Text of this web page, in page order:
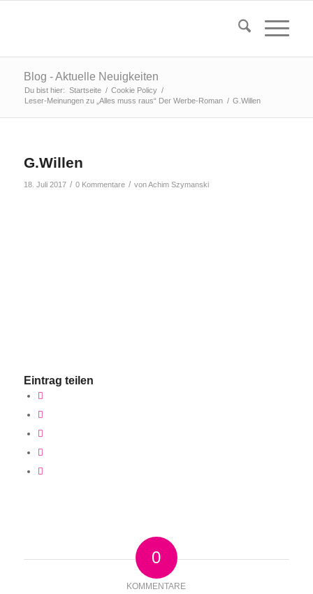
Blog - Aktuelle Neuigkeiten
Du bist hier: Startseite / Cookie Policy /
Leser-Meinungen zu „Alles muss raus“ Der Werbe-Roman / G.Willen
G.Willen
18. Juli 2017 / 0 Kommentare / vonAchim Szymanski
Eintrag teilen
0
KOMMENTARE